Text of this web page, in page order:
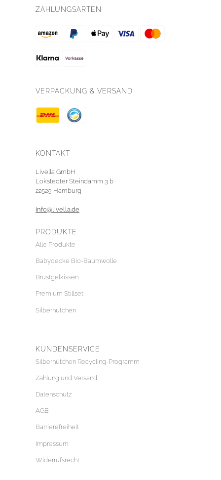
ZAHLUNGSARTEN
VERPACKUNG & VERSAND
KONTAKT
Livella GmbH
Lokstedter Steindamm 3 b
22529 Hamburg
info@livella.de
PRODUKTE
Alle Produkte
Babydecke Bio-Baumwolle
Brustgelkissen
Premium Stillset
Silberhütchen
KUNDENSERVICE
Silberhütchen Recycling-Programm
Zahlung und Versand
Datenschutz
AGB
Barrierefreiheit
Impressum
Widerrufsrecht